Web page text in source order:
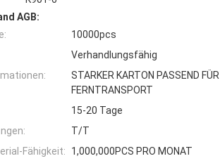
AGB:
10000pcs
Verhandlungsfähig
STARKER KARTON PASSEND FÜR
FERNTRANSPORT
15-20 Tage
T/T
Fähigkeit:
1,000,000PCS PRO MONAT